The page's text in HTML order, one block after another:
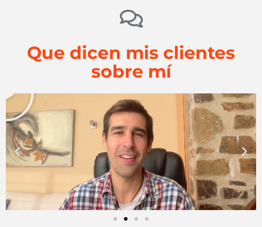
Que dicen mis clientes
sobre mí